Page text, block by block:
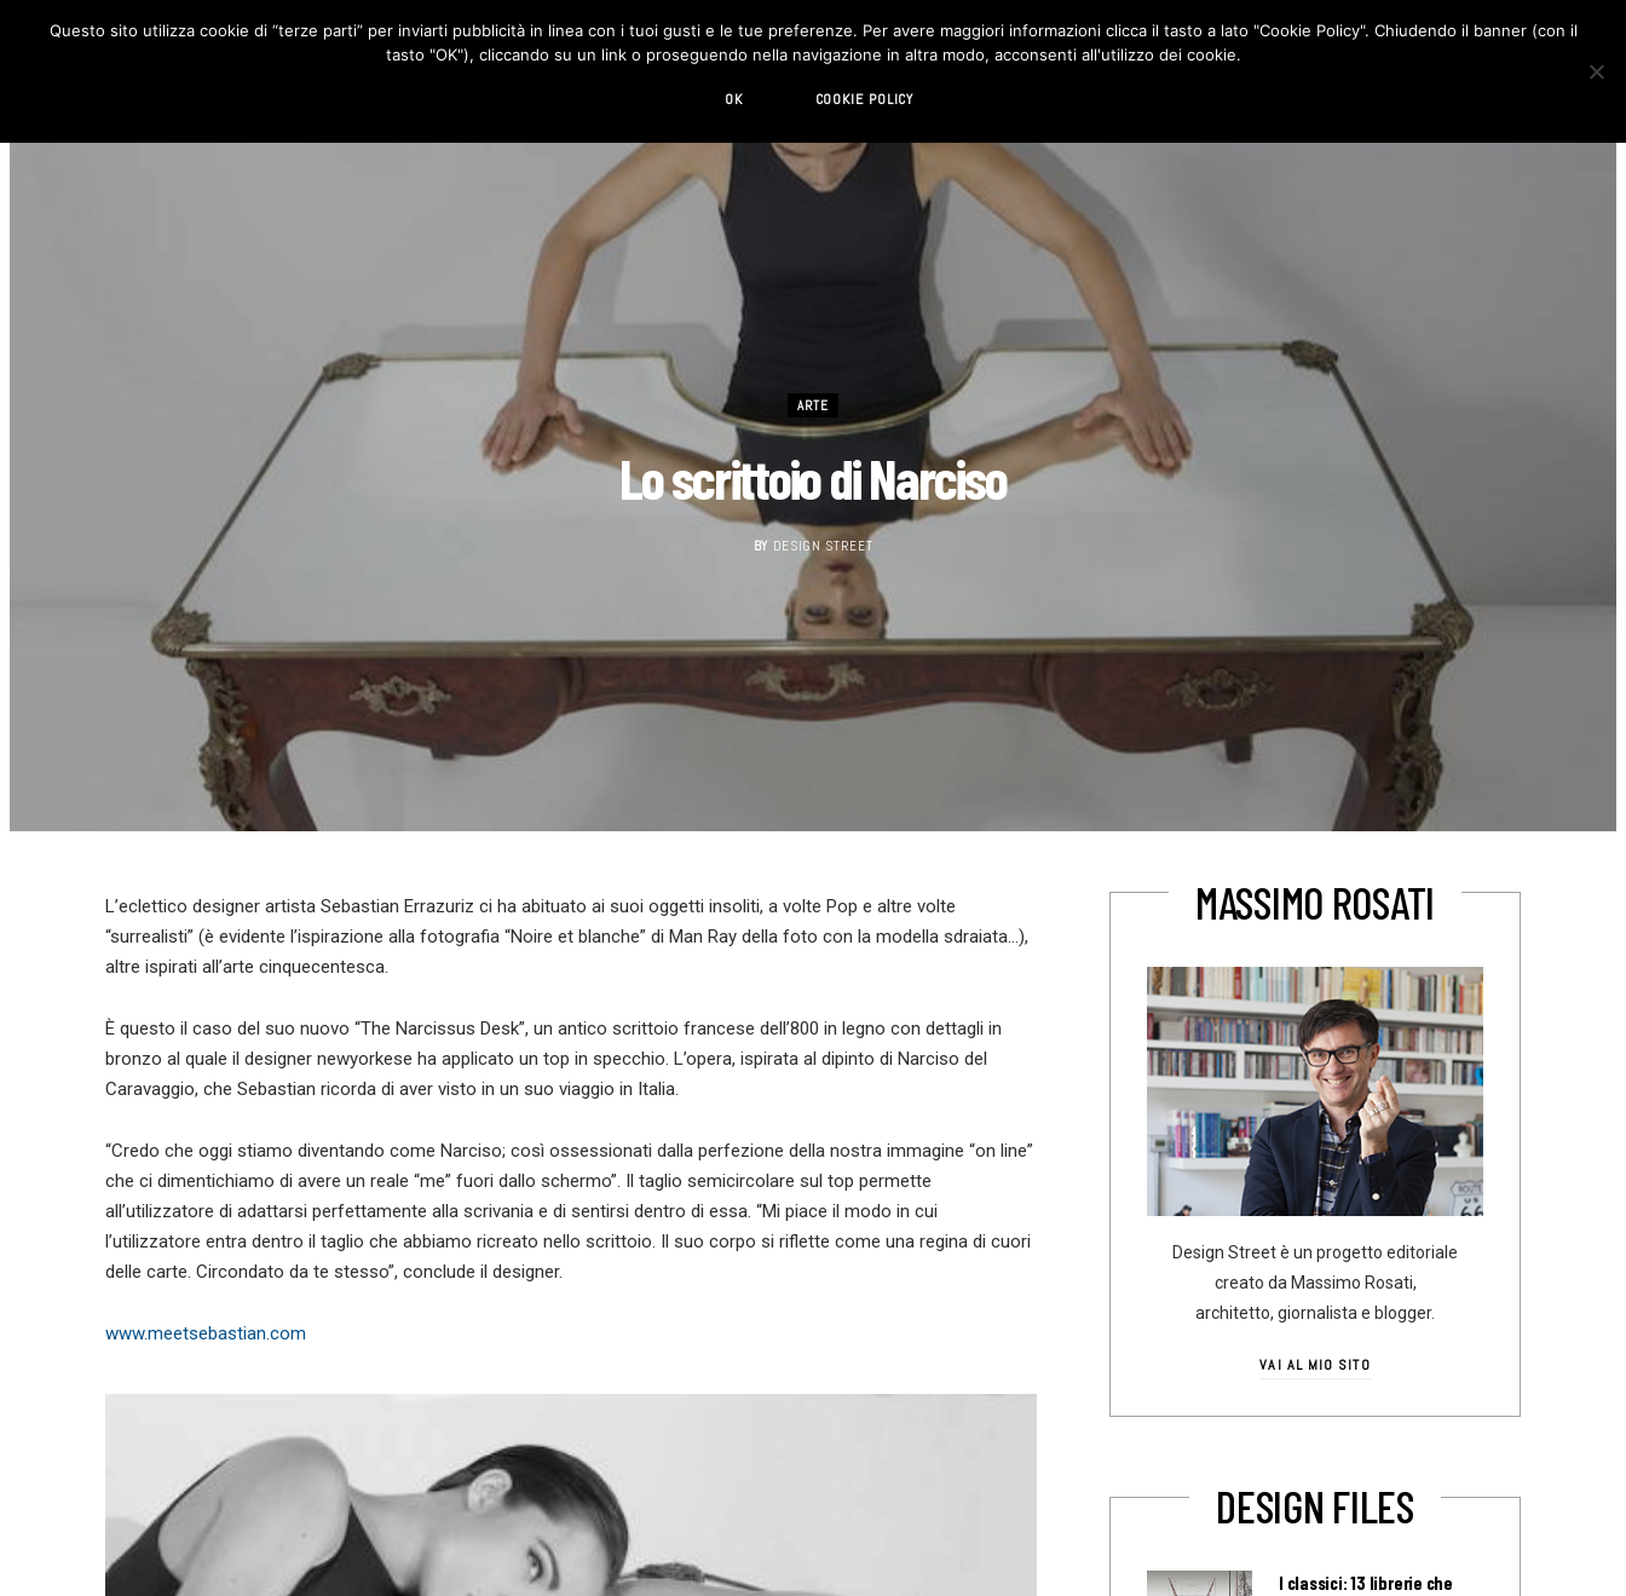
RUBRICHE DESIGN LIVING HI-TECH CHI SIAMO CONTATTI
o
g
r
d
ARTE
Lo scrittoio di Narciso
BY DESIGN STREET
L’eclettico designer artista Sebastian Errazuriz ci ha abituato ai suoi oggetti insoliti, a volte Pop e altre volte
“surrealisti” (è evidente l’ispirazione alla fotografia “Noire et blanche” di Man Ray della foto con la modella sdraiata…),
altre ispirati all’arte cinquecentesca.
È questo il caso del suo nuovo “The Narcissus Desk”, un antico scrittoio francese dell’800 in legno con dettagli in
bronzo al quale il designer newyorkese ha applicato un top in specchio. L’opera, ispirata al dipinto di Narciso del
Caravaggio, che Sebastian ricorda di aver visto in un suo viaggio in Italia.
“Credo che oggi stiamo diventando come Narciso; così ossessionati dalla perfezione della nostra immagine “on line”
che ci dimentichiamo di avere un reale “me” fuori dallo schermo”. Il taglio semicircolare sul top permette
all’utilizzatore di adattarsi perfettamente alla scrivania e di sentirsi dentro di essa. “Mi piace il modo in cui
l’utilizzatore entra dentro il taglio che abbiamo ricreato nello scrittoio. Il suo corpo si riflette come una regina di cuori
delle carte. Circondato da te stesso”, conclude il designer.
www.meetsebastian.com
MASSIMO ROSATI
Design Street è un progetto editoriale
creato da Massimo Rosati,
architetto, giornalista e blogger.
VAI AL MIO SITO
DESIGN FILES
I classici: 13 librerie che
Questo sito utilizza cookie di “terze parti” per inviarti pubblicità in linea con i tuoi gusti e le tue preferenze. Per avere maggiori informazioni clicca il tasto a lato "Cookie Policy". Chiudendo il banner (con il
tasto "OK"), cliccando su un link o proseguendo nella navigazione in altra modo, acconsenti all'utilizzo dei cookie.
OK COOKIE POLICY